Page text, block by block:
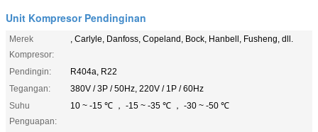
Unit Kompresor Pendinginan
Merek
Kompresor:
, Carlyle, Danfoss, Copeland, Bock, Hanbell, Fusheng, dll.
Pendingin:
R404a, R22
Tegangan:
380V / 3P / 50Hz, 220V / 1P / 60Hz
Suhu
Penguapan:
10 ~ -15 ℃ ， -15 ~ -35 ℃ ， -30 ~ -50 ℃